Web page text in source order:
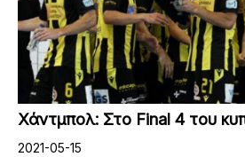
Χάντμπολ: Στο Final 4 του
2021-05-15